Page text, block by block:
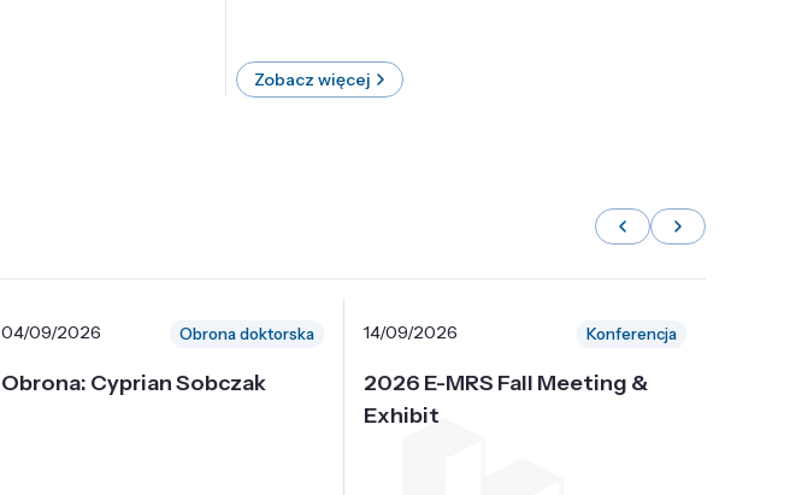
Zobacz więcej
04/09/2026 Obrona doktorska
Obrona: Cyprian Sobczak
14/09/2026 Konferencja
2026 E-MRS Fall Meeting &
Exhibit